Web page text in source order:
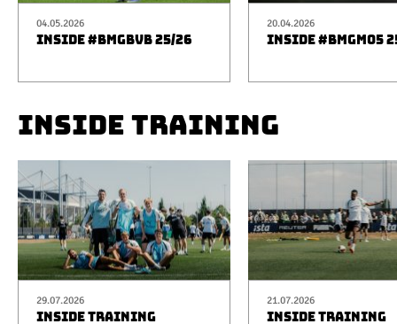
04.05.2026
INSIDE #BMGBVB 25/26
20.04.2026
INSIDE #BMGM05
INSIDE TRAINING
29.07.2026
INSIDE TRAINING
21.07.2026
INSIDE TRAINING